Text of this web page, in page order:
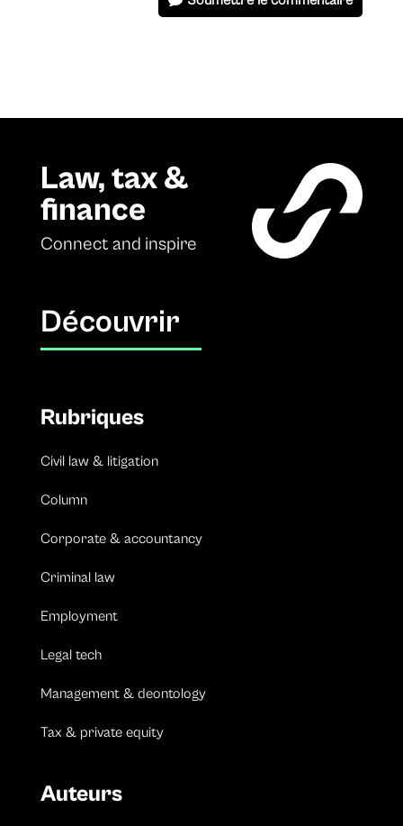
Law, tax &
finance
Connect and inspire
Découvrir
Rubriques
Civil law & litigation
Column
Corporate & accountancy
Criminal law
Employment
Legal tech
Management & deontology
Tax & private equity
Auteurs